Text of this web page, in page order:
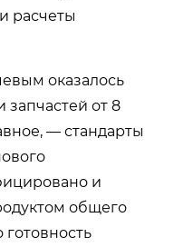
расчеты
оказалось
запчастей от 8
— стандарты
и
общего